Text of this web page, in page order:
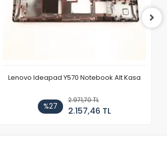
Lenovo Ideapad Y570 Notebook Alt Kasa
%27
2.971,70 TL
2.157,46 TL